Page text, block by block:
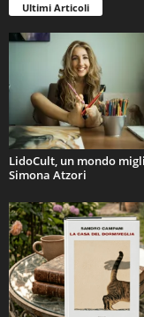
Ultimi Articoli
LidoCult, un mondo
Simona Atzori